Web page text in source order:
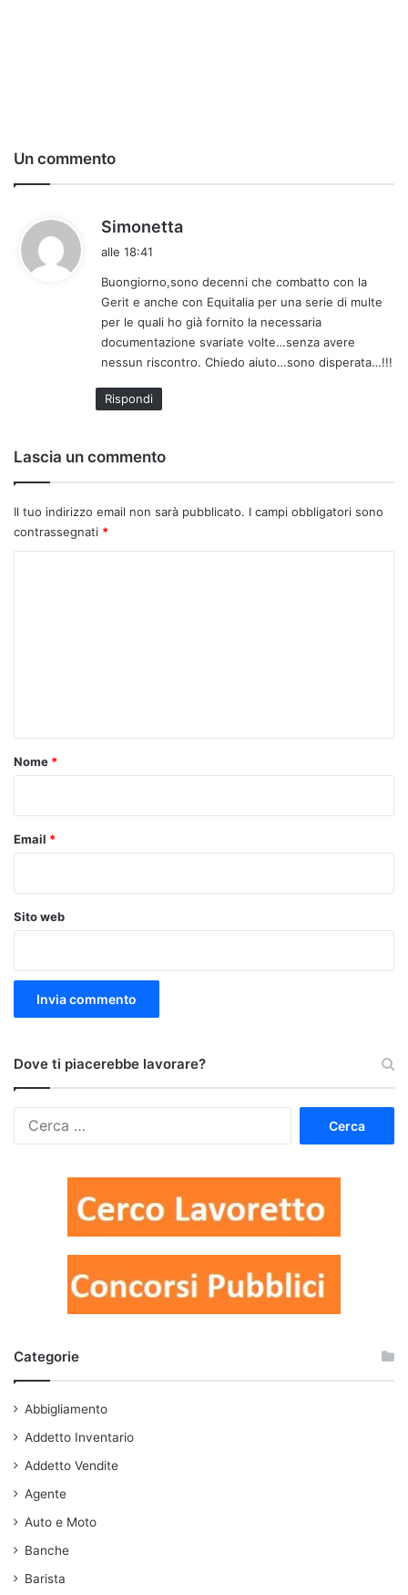
Un commento
Simonetta
e
t
t
o
:
alle 18:41
Buongiorno,sono decenni che combatto con la
Gerit e anche con Equitalia per una serie di multe
per le quali ho già fornito la necessaria
documentazione svariate volte…senza avere
nessun riscontro. Chiedo aiuto…sono disperata…!!!
Rispondi
Lascia un commento
Il tuo indirizzo email non sarà pubblicato. I campi obbligatori sono
contrassegnati *
o
Nome *
Email *
Sito web
Dove ti piacerebbe lavorare?
Categorie
Abbigliamento
Addetto Inventario
Addetto Vendite
Agente
Auto e Moto
Banche
Barista